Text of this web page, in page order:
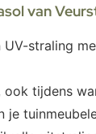
van
UV-straling
tijdens
je